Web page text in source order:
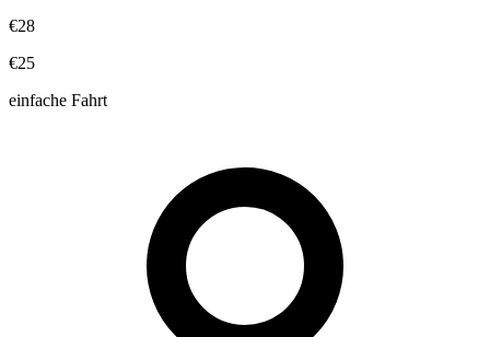
€28
€25
einfache Fahrt